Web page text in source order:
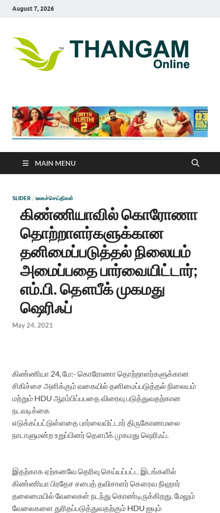
August 7, 2026
MAIN MENU
SLIDER / உலகச்செய்திகள்
கிண்ணியாவில் கொரோணா
தொற்றாளர்களுக்கான
தனிமைப்படுத்தல் நிலையம்
அமைப்பதை பார்வையிட்டார்;
எம்.பி. தௌபீக் முகமது
ஷெரிஃப்
May 24, 2021
கிண்ணியா 24, மே:- கொரோணா தொற்றாளர்களுக்கான
சிகிச்சை அளிக்கும் வகையில் தனிமைப்படுத்தல் நிலையம்
மற்றும் HDU ஆரம்பிப்பபதை விரைவு படுத்துவதற்கான
நடவடிக்கை
எடுக்கப்பட்டுள்ளதை பார்வையிட்டார் திருகோணமலை
நாடாளுமன்ற உறுப்பினர் தௌபீக் முகமது ஷெரிஃப்.
இதற்காக ஏற்கனவே தெரிவு செய்யப்பட்ட இடங்களில்
கிண்ணியா பிரதேச சபைத் தவிசாளர் கௌரவ நிஹார்
தலைமையில் வேலைகள் நடந்து கொண்டிருக்கிறது. மேலும்
வேலைகளை துரிதப்படுத்துவதற்கும் HDU ஐயும்